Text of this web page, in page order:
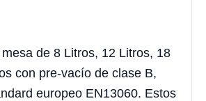
de 8 Litros, 12 Litros, 18
con pre-vacío de clase B,
europeo EN13060. Estos